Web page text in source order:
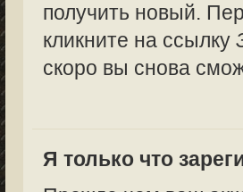
получить новый.
кликните на ссылку
скоро вы снова
Я только что